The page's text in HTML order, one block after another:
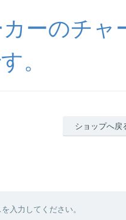
ーのチャ
。
ショップへ戻
入力してください。